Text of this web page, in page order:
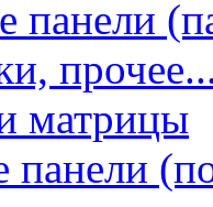
панели
матрицы